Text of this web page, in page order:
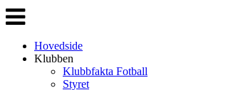
Veksle
navigasjon
Hovedside
Klubben
Klubbfakta Fotball
Styret